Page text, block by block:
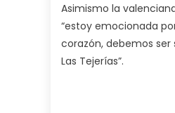
Asimismo la
“estoy emocionada
corazón, debemos
Las Tejerías”.